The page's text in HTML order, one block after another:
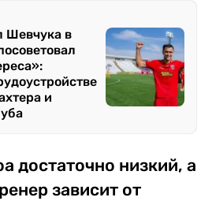
Шевчука в
и
достаточно низкий, а
зависит от